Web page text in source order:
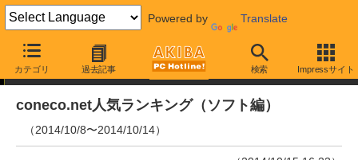
Powered by Translate
カテゴリ 過去記事 検索 Impressサイト
ランキング
coneco.net人気ランキング（ソフト編）
（2014/10/8〜2014/10/14）